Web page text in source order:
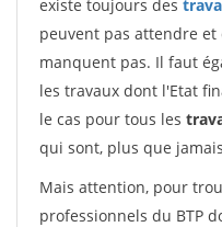
existe toujours des
peuvent pas attendre et
manquent pas. Il faut
les travaux dont l'Etat
le cas pour tous les
qui sont, plus que
Mais attention, pour
professionnels du BTP